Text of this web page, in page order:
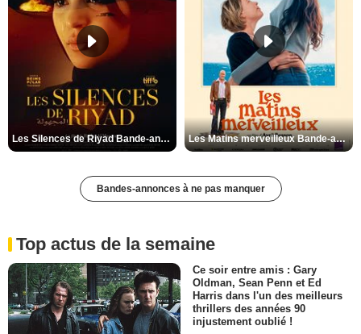
Les Silences de Riyad Bande-annonce VO STFR Les Matins merveilleux Bande-annonce VF
Bandes-annonces à ne pas manquer
Top actus de la semaine
Ce soir entre amis : Gary
Oldman, Sean Penn et Ed
Harris dans l'un des meilleurs
thrillers des années 90
injustement oublié !